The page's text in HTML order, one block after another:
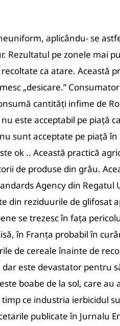
aplicându- se
Rezultatul pe zonele mai
ca atare. Această
„desicare.”
cantități infime de
este acceptabil pe piață
sunt acceptate pe piață
ok .. Această practică
de produse din grâu.
Agency din
din reziduurile de glifosat
se trezesc în fața
în Franța probabil în
de cereale înainte de
este devastator pentru
boabe de la sol, care au
ce industria ierbicidul
publicate în Jurnalu